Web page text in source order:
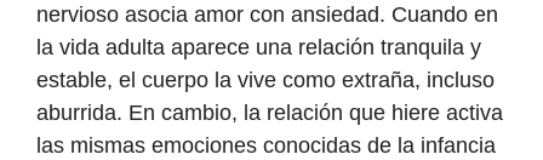
nervioso asocia amor con ansiedad. Cuando en
la vida adulta aparece una relación tranquila y
estable, el cuerpo la vive como extraña, incluso
aburrida. En cambio, la relación que hiere activa
las mismas emociones conocidas de la infancia